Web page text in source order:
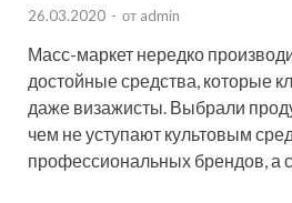
26.03.2020 - от admin
Масс-маркет нередко
достойные средства, которые
даже визажисты. Выбрали
чем не уступают культовым
профессиональных брендов, а